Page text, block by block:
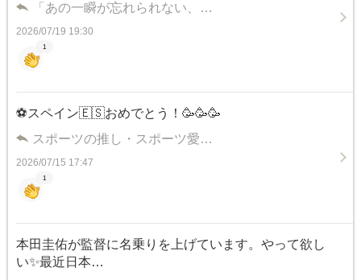
「あの一瞬が忘れられない、…
2026/07/19 19:30
1
⚽️スペイン🇪🇸おめでとう！🥳🥳🥳
スポーツの推し・スポーツ愛…
2026/07/15 17:47
1
本田圭佑が監督に名乗りを上げています。やって欲し
い✨最近日本…